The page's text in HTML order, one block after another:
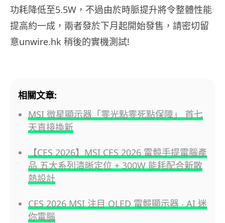
功耗降低至5.5W，不過由於時脈提升將令整體性能
提高約一成，兩者發於下月起開始發售，請密切留
意unwire.hk 稍後的實機測試!
相關文章:
MSI 微星顯示器「零光點零死點保障」 首七
天直接換新
【CES 2026】MSI CES 2026 電競手提電腦產
品 五大系列清晰定位 + 300W 能耗配合新散
熱設計
CES 2026 MSI 注目 OLED 電競顯示器 ‧ AI 迷
你電腦